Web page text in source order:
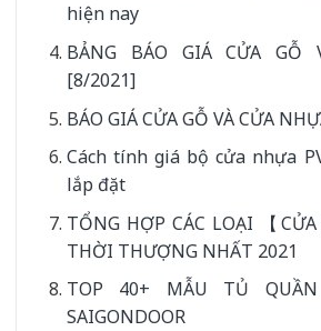
hiện nay
BẢNG BÁO GIÁ CỬA GỖ
[8/2021]
BÁO GIÁ CỬA GỖ VÀ CỬA
Cách tính giá bộ cửa nhựa
lắp đặt
TỔNG HỢP CÁC LOẠI 【CỬA
THỜI THƯỢNG NHẤT 2021
TOP 40+ MẪU TỦ
SAIGONDOOR